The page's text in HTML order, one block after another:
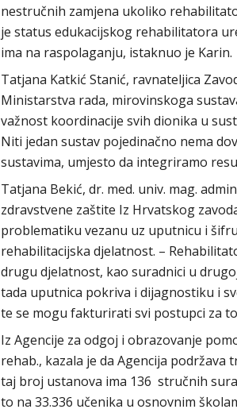
nestručnih zamjena ukoliko
je status edukacijskog rehabilitatora
ima na raspolaganju, istaknuo je Karin.
Tatjana Katkić Stanić, ravnateljica
Ministarstva rada, mirovinskoga
važnost koordinacije svih dionika u
Niti jedan sustav pojedinačno nema
sustavima, umjesto da integriramo
Tatjana Bekić, dr. med. univ. mag.
zdravstvene zaštite Iz Hrvatskog
problematiku vezanu uz uputnicu i
rehabilitacijska djelatnost. –
drugu djelatnost, kao suradnici u
tada uputnica pokriva i dijagnostiku i
te se mogu fakturirati svi postupci za
Iz Agencije za odgoj i obrazovanje
rehab., kazala je da Agencija podržava
taj broj ustanova ima 136 stručnih
to na 33.336 učenika u osnovnim